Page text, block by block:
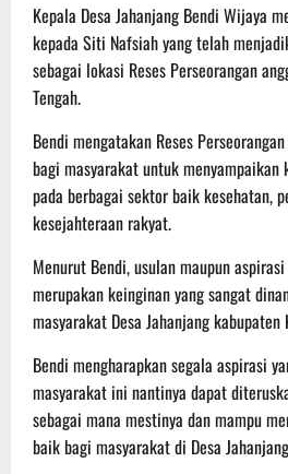
Kepala Desa Jahanjang Bendi Wijaya
kepada Siti Nafsiah yang telah
sebagai lokasi Reses Perseorangan
Tengah.
Bendi mengatakan Reses
bagi masyarakat untuk menyampaikan
pada berbagai sektor baik kesehatan,
kesejahteraan rakyat.
Menurut Bendi, usulan maupun
merupakan keinginan yang sangat
masyarakat Desa Jahanjang kabupaten
Bendi mengharapkan segala aspirasi
masyarakat ini nantinya dapat
sebagai mana mestinya dan mampu
baik bagi masyarakat di Desa